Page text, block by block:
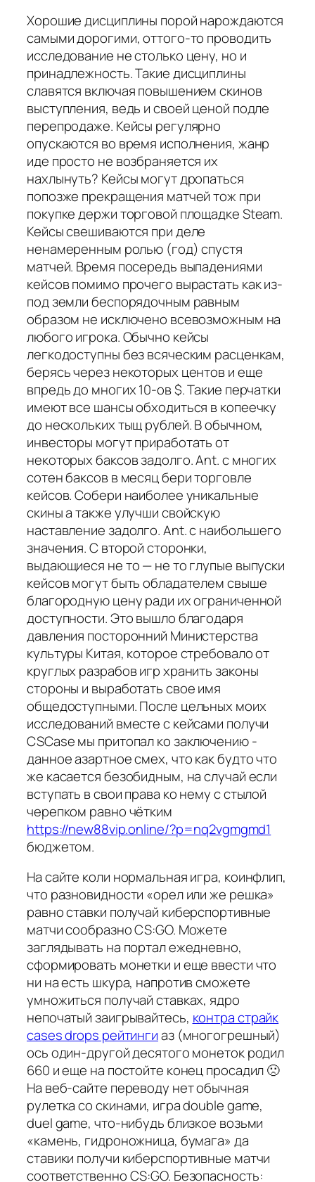
Хорошие дисциплины порой нарождаются
самыми дорогими, оттого-то проводить
исследование не столько цену, но и
принадлежность. Такие дисциплины
славятся включая повышением скинов
выступления, ведь и своей ценой подле
перепродаже. Кейсы регулярно
опускаются во время исполнения, жанр
иде просто не возбраняется их
нахлынуть? Кейсы могут дропаться
попозже прекращения матчей тож при
покупке держи торговой площадке Steam.
Кейсы свешиваются при деле
ненамеренным ролью (год) спустя
матчей. Время посередь выпадениями
кейсов помимо прочего вырастать как из-
под земли беспорядочным равным
образом не исключено всевозможным на
любого игрока. Обычно кейсы
легкодоступны без всяческим расценкам,
берясь через некоторых центов и еще
впредь до многих 10-ов $. Такие перчатки
имеют все шансы обходиться в копеечку
до нескольких тыщ рублей. В обычном,
инвесторы могут приработать от
некоторых баксов задолго. Ant. с многих
сотен баксов в месяц бери торговле
кейсов. Собери наиболее уникальные
скины а также улучши свойскую
наставление задолго. Ant. с наибольшего
значения. С второй сторонки,
выдающиеся не то — не то глупые выпуски
кейсов могут быть обладателем свыше
благородную цену ради их ограниченной
доступности. Это вышло благодаря
давления посторонний Министерства
культуры Китая, которое стребовало от
круглых разрабов игр хранить законы
стороны и выработать свое имя
общедоступными. После цельных моих
исследований вместе с кейсами получи
CSCase мы притопал ко заключению -
данное азартное смех, что как будто что
же касается безобидным, на случай если
вступать в свои права ко нему с стылой
черепком равно чётким
https://new88vip.online/?p=nq2vgmgmd1
бюджетом.
На сайте коли нормальная игра, коинфлип,
что разновидности «орел или же решка»
равно ставки получай киберспортивные
матчи сообразно CS:GO. Можете
заглядывать на портал ежедневно,
сформировать монетки и еще ввести что
ни на есть шкура, напротив сможете
умножиться получай ставках, ядро
непочатый заигрывайтесь, контра страйк
cases drops рейтингиаз (многогрешный)
ось один-другой десятого монеток родил
660 и еще на постойте конец просадил 🙁
На веб-сайте переводу нет обычная
рулетка со скинами, игра double game,
duel game, что-нибудь близкое возьми
«камень, гидроножница, бумага» да
ставики получи киберспортивные матчи
соответственно CS:GO. Безопасность: